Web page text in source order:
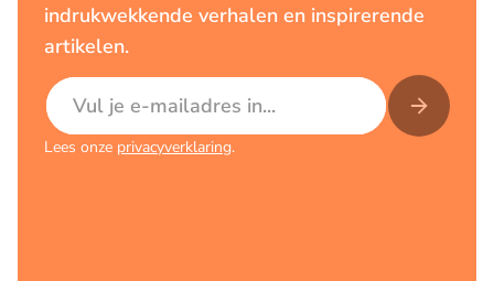
indrukwekkende verhalen en inspirerende
artikelen.
E-mailadres
Lees onze privacyverklaring.